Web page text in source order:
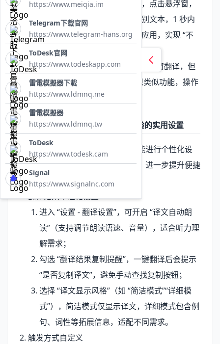
当遇到需要翻译的屏幕文本时，点击悬浮窗，
系统会自动截取当前屏幕并识别文本，1 秒内
显示翻译结果，无需退出当前应用，实现 “不
跳转、一键译”。
iOS 系统因权限限制暂不支持悬浮窗翻译，但
可通过 “截图后相册翻译” 实现类似功能，操作
同样便捷。
三、一键翻译功能优化：提升体验的实用设置
有道翻译移动端支持对一键翻译功能进行个性化设
置，用户可根据使用习惯调整参数，进一步提升便捷
性。以下为核心优化设置：
1. 翻译结果个性化设置
进入 “设置 - 翻译设置”，可开启 “译文自动朗
读”（支持调节朗读语速、音量），适合听力理
解需求；
勾选 “翻译结果复制提醒”，一键翻译后会提示
“是否复制译文”，避免手动查找复制按钮；
选择 “译文显示风格”（如 “简洁模式”“详细模
式”），简洁模式仅显示译文，详细模式包含例
句、词性等拓展信息，适配不同需求。
2. 触发方式自定义
https://www.meiqia.im
Telegram下载官网
https://www.telegram-hans.org
ToDesk官网
https://www.todeskapp.com
雷電模擬器下載
https://www.ldmnq.me
雷電模擬器
https://www.ldmnq.tw
ToDesk
https://www.todesk.cam
Signal
https://www.signalnc.com